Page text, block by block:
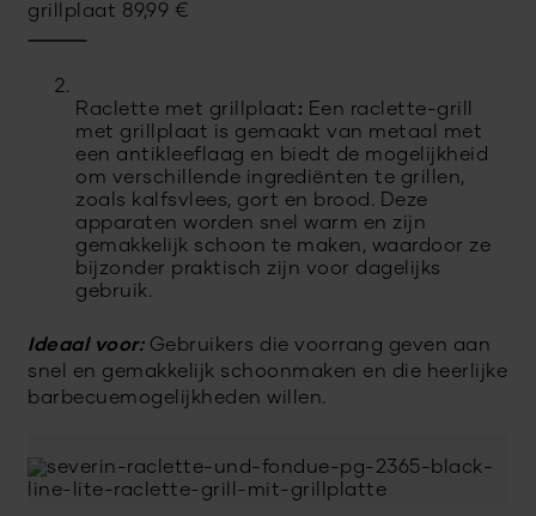
grillplaat 89,99 €
Raclette met grillplaat: Een raclette-grill
met grillplaat is gemaakt van metaal met
een antikleeflaag en biedt de mogelijkheid
om verschillende ingrediënten te grillen,
zoals kalfsvlees, gort en brood. Deze
apparaten worden snel warm en zijn
gemakkelijk schoon te maken, waardoor ze
bijzonder praktisch zijn voor dagelijks
gebruik.
Ideaal voor: Gebruikers die voorrang geven aan
snel en gemakkelijk schoonmaken en die heerlijke
barbecuemogelijkheden willen.